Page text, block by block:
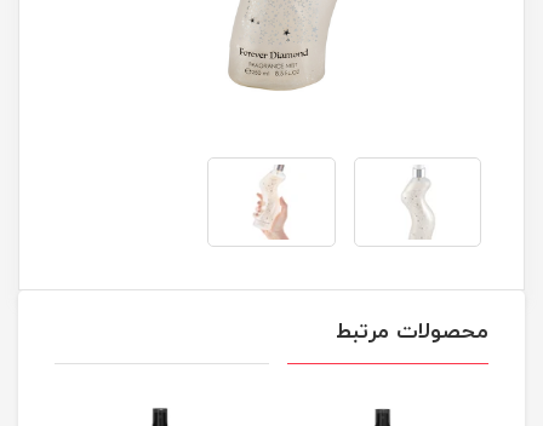
محصولات مرتبط